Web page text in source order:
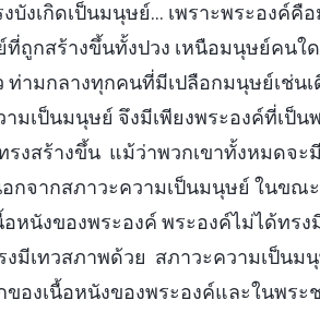
บังเกิดเป็นมนุษย์… เพราะพระองค์
ที่ถูกสร้างขึ้นทั้งปวง เหนือมนุษย์คนใ
ามกลางทุกคนที่มีเปลือกมนุษย์เช่นเ
เป็นมนุษย์ จึงมีเพียงพระองค์ที่เป็นพ
งสร้างขึ้น แม้ว่าพวกเขาทั้งหมดจะ
จากสภาวะความเป็นมนุษย์ ในขณ
นังของพระองค์ พระองค์ไม่ได้ทรง
มีเทวสภาพด้วย สภาวะความเป็นม
ของเนื้อหนังของพระองค์และในพร